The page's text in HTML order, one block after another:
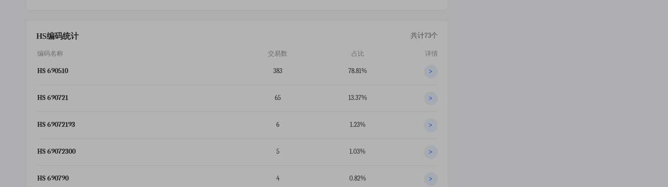
HS编码统计 共计73个
编码名称 交易数 占比 详情
HS 690510 383 78.81% >
HS 690721 65 13.37% >
HS 69072193 6 1.23% >
HS 69072300 5 1.03% >
HS 690790 4 0.82% >